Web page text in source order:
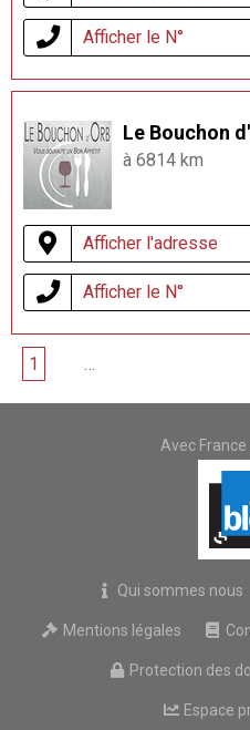
Afficher le N°
Le Bouchon
à 6814 km
Afficher l'adresse
Afficher le N°
1 …
Avec
Qui sommes nous
Mentions légales
Protection des
Espace